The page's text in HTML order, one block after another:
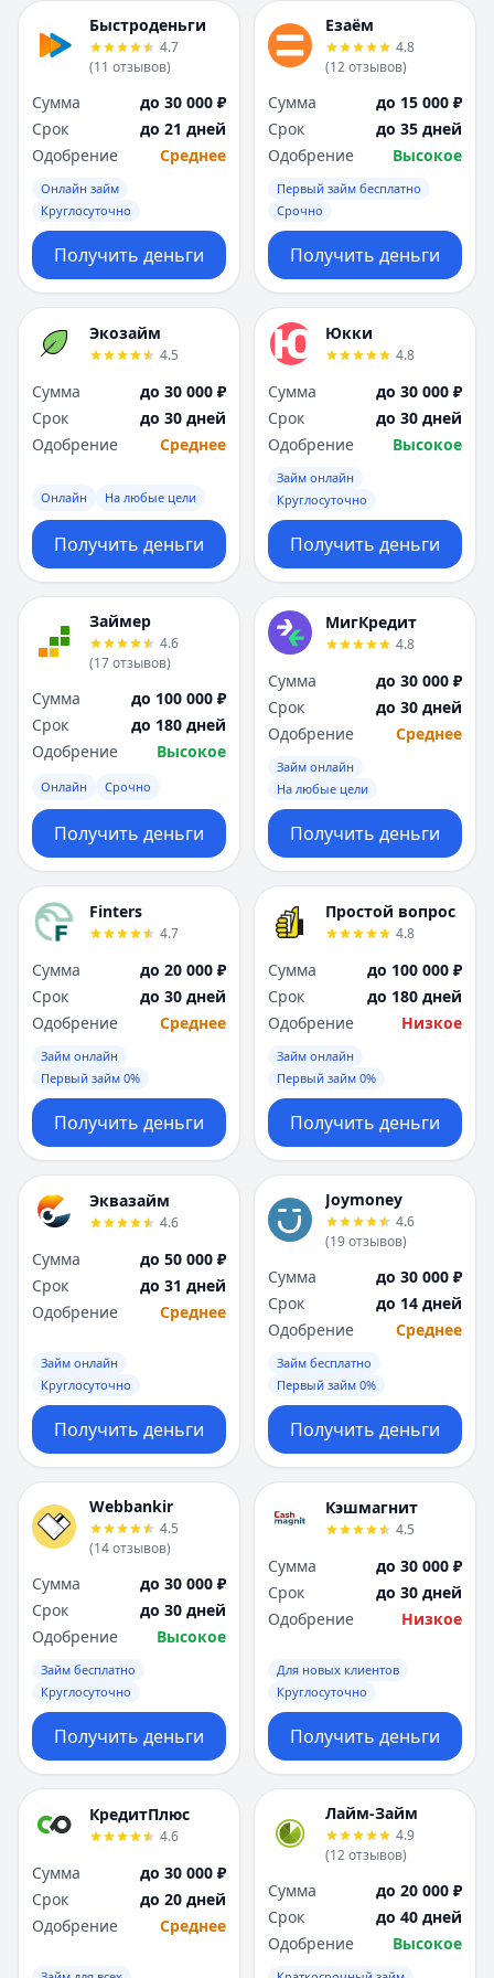
Быстроденьги
4.7
(11 отзывов)
Сумма
до 30 000 ₽
Срок
до 21 дней
Одобрение
Среднее
Онлайн займ
Круглосуточно
Получить деньги
Езаём
4.8
(12отзывов)
Сумма
до 15 000 ₽
Срок
до 35 дней
Одобрение
Высокое
Первый займ бесплатно
Срочно
Получить деньги
Экозайм
4.5
Сумма
до 30 000 ₽
Срок
до 30 дней
Одобрение
Среднее
Онлайн На любые цели
Получить деньги
Юкки
4.8
Сумма
до 30 000 ₽
Срок
до 30 дней
Одобрение
Высокое
Займ онлайн
Круглосуточно
Получить деньги
Займер
4.6
(17отзывов)
Сумма
до 100 000 ₽
Срок
до 180 дней
Одобрение
Высокое
Онлайн Срочно
Получить деньги
МигКредит
4.8
Сумма
до 30 000 ₽
Срок
до 30 дней
Одобрение
Среднее
Займ онлайн
На любые цели
Получить деньги
Finters
4.7
Сумма
до 20 000 ₽
Срок
до 30 дней
Одобрение
Среднее
Займ онлайн
Первый займ 0%
Получить деньги
Простой вопрос
4.8
Сумма
до 100 000 ₽
Срок
до 180 дней
Одобрение
Низкое
Займ онлайн
Первый займ 0%
Получить деньги
Эквазайм
4.6
Сумма
до 50 000 ₽
Срок
до 31 дней
Одобрение
Среднее
Займ онлайн
Круглосуточно
Получить деньги
Joymoney
4.6
(19отзывов)
Сумма
до 30 000 ₽
Срок
до 14 дней
Одобрение
Среднее
Займ бесплатно
Первый займ 0%
Получить деньги
Webbankir
4.5
(14отзывов)
Сумма
до 30 000 ₽
Срок
до 30 дней
Одобрение
Высокое
Займ бесплатно
Круглосуточно
Получить деньги
Кэшмагнит
4.5
Сумма
до 30 000 ₽
Срок
до 30 дней
Одобрение
Низкое
Для новых клиентов
Круглосуточно
Получить деньги
КредитПлюс
4.6
Сумма
до 30 000 ₽
Срок
до 20 дней
Одобрение
Среднее
Лайм-Займ
4.9
(12отзывов)
Сумма
до 20 000 ₽
Срок
до 40 дней
Одобрение
Высокое